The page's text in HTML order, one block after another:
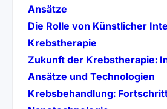
Ansätze(öffnet in neuem Tab)
Die Rolle von Künstlicher
Krebstherapie(öffnet in
Zukunft der Krebstherapie:
Ansätze und Technologien
Krebsbehandlung: